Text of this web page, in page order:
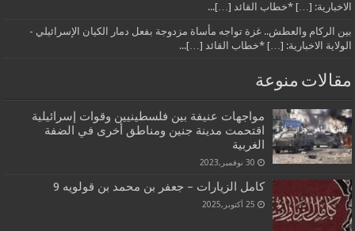
الاخبارية: […] *خطاب القائد […]...
بين الركام والعطش.. غزة تواجه مأساة مزدوجة بفعل دمار الكيان الإسرائيلي -
الولاية الاخبارية: […] *خطاب القائد […]...
مقالات منوعة
مواجهات عنيفة بين فلسطينيين وقوات إسرائيلية
اقتحمت مدينة جنين ومناطق أخرى في الضفة
الغربية
30 نوفمبر,2023
كامل الزيارات – جعفر بن محمد بن قولويه 9
25 أكتوبر,2025